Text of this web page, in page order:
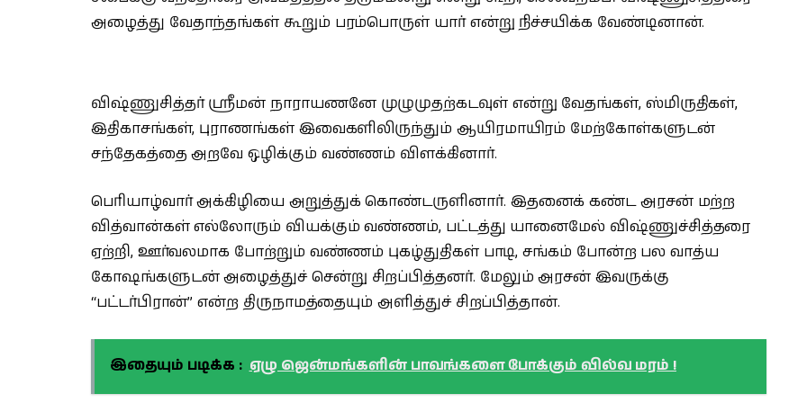
அழைத்து வேதாந்தங்கள் கூறும் பரம்பொருள் யார் என்று நிச்சயிக்க வேண்டினான்.
விஷ்ணுசித்தர் ஸ்ரீமன் நாராயணனே முழுமுதற்கடவுள் என்று வேதங்கள், ஸ்மிருதிகள்,
இதிகாசங்கள், புராணங்கள் இவைகளிலிருந்தும் ஆயிரமாயிரம் மேற்கோள்களுடன்
சந்தேகத்தை அறவே ஒழிக்கும் வண்ணம் விளக்கினார்.
பெரியாழ்வார் அக்கிழியை அறுத்துக் கொண்டருளினார். இதனைக் கண்ட அரசன் மற்ற
வித்வான்கள் எல்லோரும் வியக்கும் வண்ணம், பட்டத்து யானைமேல் விஷ்ணுச்சித்தரை
ஏற்றி, ஊர்வலமாக போற்றும் வண்ணம் புகழ்துதிகள் பாடி, சங்கம் போன்ற பல வாத்ய
கோஷங்களுடன் அழைத்துச் சென்று சிறப்பித்தனர். மேலும் அரசன் இவருக்கு
“பட்டர்பிரான்” என்ற திருநாமத்தையும் அளித்துச் சிறப்பித்தான்.
இதையும் படிக்க : ஏழு ஜென்மங்களின் பாவங்களை போக்கும் வில்வ மரம் !